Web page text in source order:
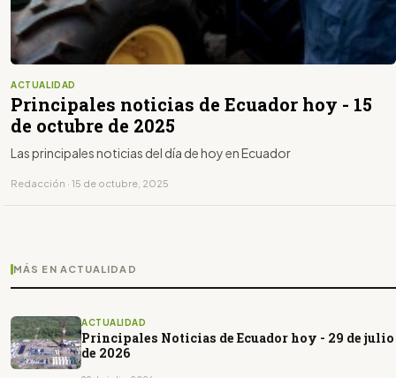
ACTUALIDAD
Principales noticias de Ecuador hoy - 15
de octubre de 2025
Las principales noticias del día de hoy en Ecuador
Redacción · 15 de octubre, 2025
MÁS EN ACTUALIDAD
ACTUALIDAD
Principales Noticias de Ecuador hoy - 29 de julio
de 2026